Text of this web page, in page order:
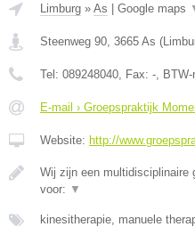
Limburg » As | Google maps
Steenweg 90 3665 As (
Tel: 089248040 , Fax: - ,
E-mail › Groepspraktijk
Website: http://
Wij zijn een multidisciplinaire
voor: ▼
kinesitherapie, manuele